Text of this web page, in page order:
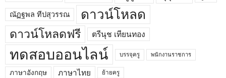
ณัฏฐพล ทีปสุวรรณ ดาวน์โหลด
ดาวน์โหลดฟรี ตรีนุช เทียนทอง
ทดสอบออนไลน์ บรรจุครู พนักงานราชการ
ภาษาอังกฤษ ภาษาไทย ย้ายครู